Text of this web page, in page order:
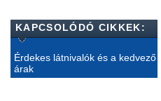
KAPCSOLÓDÓ CIKKEK:
Érdekes látnivalók és a kedvező
árak